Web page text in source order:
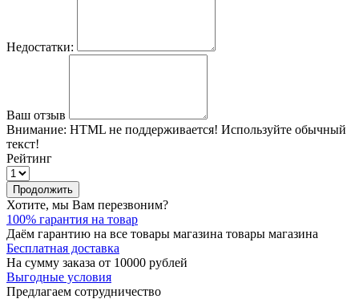
Недостатки:
Ваш отзыв
Внимание: HTML не поддерживается! Используйте обычный
текст!
Рейтинг
Продолжить
Хотите, мы Вам перезвоним?
100% гарантия на товар
Даём гарантию на все товары магазина товары магазина
Бесплатная доставка
На сумму заказа от 10000 рублей
Выгодные условия
Предлагаем сотрудничество